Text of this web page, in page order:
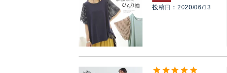
投稿日 2020/06/13